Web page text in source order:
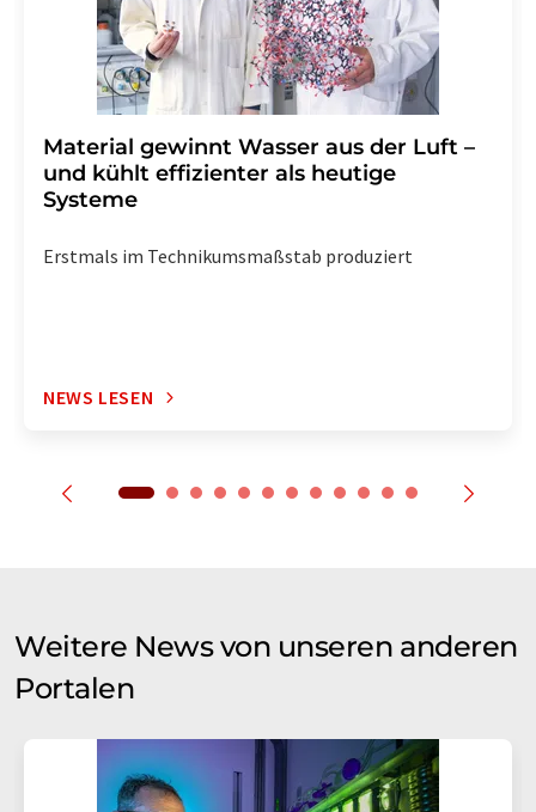
Material gewinnt Wasser aus der Luft –
und kühlt effizienter als heutige
Systeme
Erstmals im Technikumsmaßstab produziert
NEWS LESEN
Weitere News von unseren anderen
Portalen